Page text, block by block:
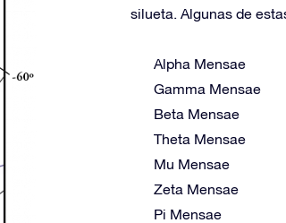
silueta. Algunas de
Alpha Mensae
Gamma Mensae
Beta Mensae
Theta Mensae
Mu Mensae
Zeta Mensae
Pi Mensae